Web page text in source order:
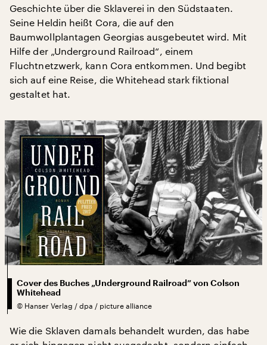
Geschichte über die Sklaverei in den Südstaaten.
Seine Heldin heißt Cora, die auf den
Baumwollplantagen Georgias ausgebeutet wird. Mit
Hilfe der „Underground Railroad“, einem
Fluchtnetzwerk, kann Cora entkommen. Und begibt
sich auf eine Reise, die Whitehead stark fiktional
gestaltet hat.
Cover des Buches „Underground Railroad” von Colson
Whitehead
© Hanser Verlag / dpa / picture alliance
Wie die Sklaven damals behandelt wurden, das habe